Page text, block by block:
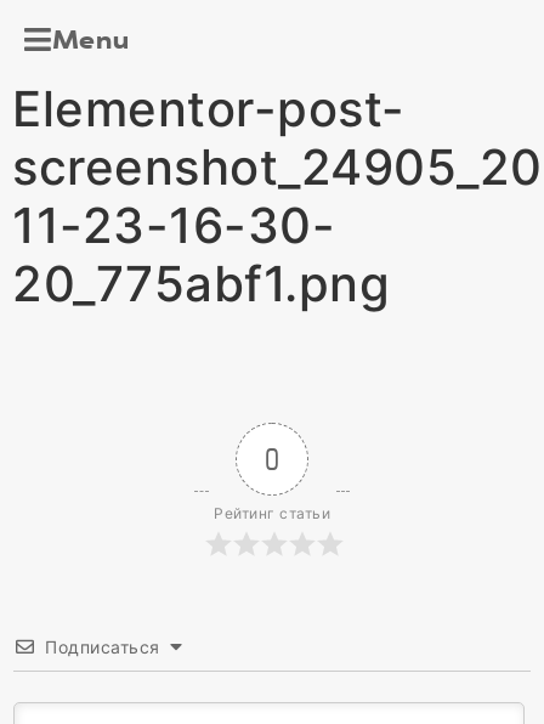
Menu
Elementor-post-
11-23-16-30-
20_775abf1.png
0
Рейтинг статьи
Подписаться